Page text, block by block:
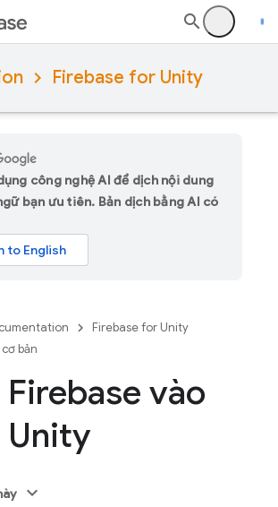
Firebase for Unity
công nghệ AI để dịch nội dung
bạn ưu tiên. Bản dịch bằng AI có
Firebase for Unity
bản
vào
Unity